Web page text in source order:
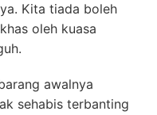
Kita tiada boleh
oleh kuasa
awalnya
sehabis terbanting